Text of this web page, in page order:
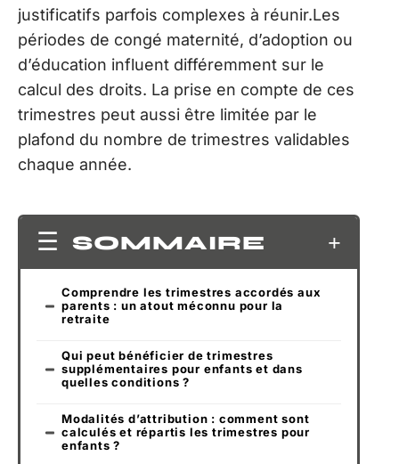
justificatifs parfois complexes à réunir.Les
périodes de congé maternité, d’adoption ou
d’éducation influent différemment sur le
calcul des droits. La prise en compte de ces
trimestres peut aussi être limitée par le
plafond du nombre de trimestres validables
chaque année.
SOMMAIRE
Comprendre les trimestres accordés aux
parents : un atout méconnu pour la
retraite
Qui peut bénéficier de trimestres
supplémentaires pour enfants et dans
quelles conditions ?
Modalités d’attribution : comment sont
calculés et répartis les trimestres pour
enfants ?